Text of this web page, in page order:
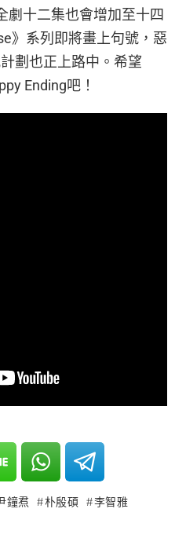
劇十二集也會增加至十四
》系列即將畫上句號，惡
劃也正上路中。希望
Ending吧！
鐘焄 朴殷碩
李智雅